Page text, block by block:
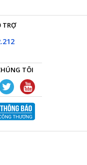
TRỢ
TÔI